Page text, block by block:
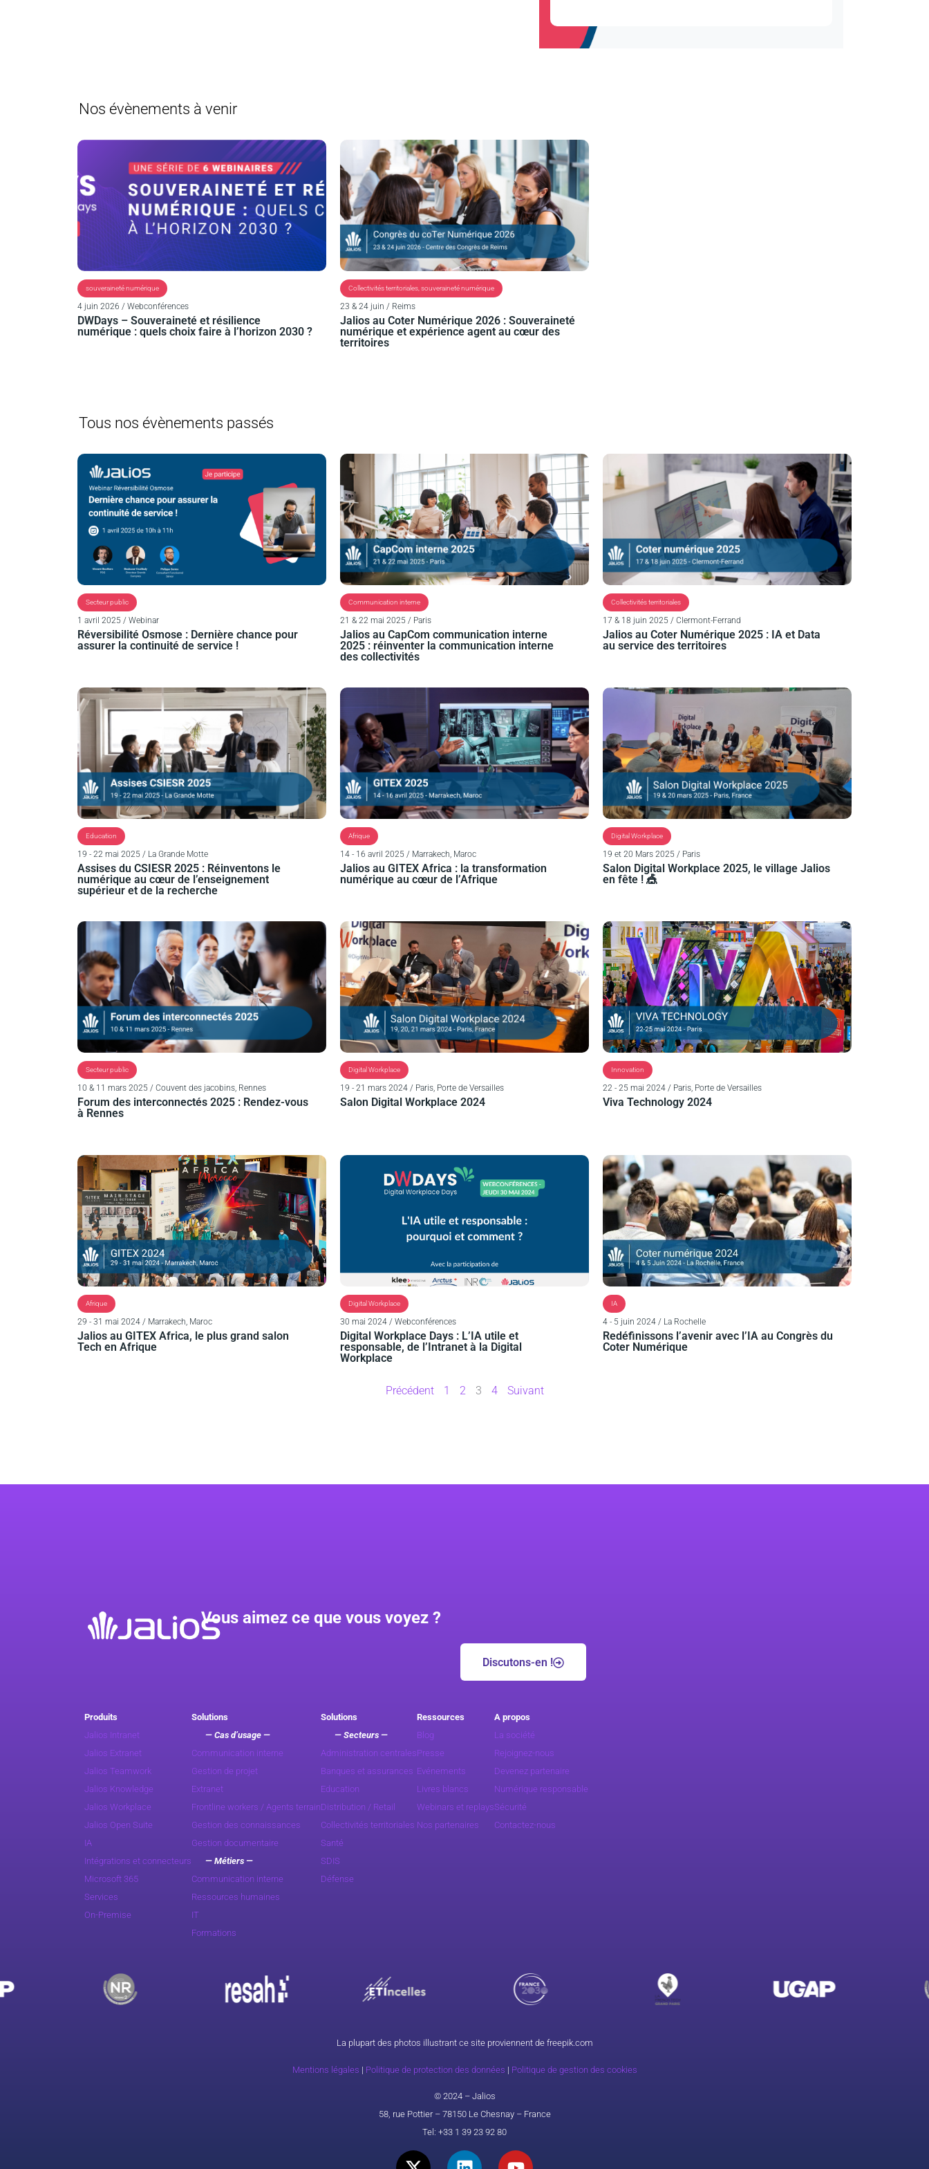
Nos évènements à venir
souveraineté numérique
4 juin 2026 / Webconférences
DWDays – Souveraineté et résilience
numérique : quels choix faire à l’horizon 2030 ?
Collectivités territoriales souveraineté numérique
23 & 24 juin / Reims
Jalios au Coter Numérique 2026 : Souveraineté
numérique et expérience agent au cœur des
territoires
Tous nos évènements passés
Secteur public
1 avril 2025 / Webinar
Réversibilité Osmose : Dernière chance pour
assurer la continuité de service !
Communication interne
21 & 22 mai 2025 / Paris
Jalios au CapCom communication interne
2025 : réinventer la communication interne
des collectivités
Collectivités territoriales
17 & 18 juin 2025 / Clermont-Ferrand
Jalios au Coter Numérique 2025 : IA et Data
au service des territoires
Education
19 - 22 mai 2025 / La Grande Motte
Assises du CSIESR 2025 : Réinventons le
numérique au cœur de l’enseignement
supérieur et de la recherche
Afrique
14 - 16 avril 2025 / Marrakech, Maroc
Jalios au GITEX Africa : la transformation
numérique au cœur de l’Afrique
Digital Workplace
19 et 20 Mars 2025 / Paris
Salon Digital Workplace 2025, le village Jalios
en fête ! 🎪
Secteur public
10 & 11 mars 2025 / Couvent des jacobins, Rennes
Forum des interconnectés 2025 : Rendez-vous
à Rennes
Digital Workplace
19 - 21 mars 2024 / Paris, Porte de Versailles
Salon Digital Workplace 2024
Innovation
22 - 25 mai 2024 / Paris, Porte de Versailles
Viva Technology 2024
Afrique
29 - 31 mai 2024 / Marrakech, Maroc
Jalios au GITEX Africa, le plus grand salon
Tech en Afrique
Digital Workplace
30 mai 2024 / Webconférences
Digital Workplace Days : L’IA utile et
responsable, de l’Intranet à la Digital
Workplace
IA
4 - 5 juin 2024 / La Rochelle
Redéfinissons l’avenir avec l’IA au Congrès du
Coter Numérique
Précédent
P
a
g
e
1
a
g
e
2
P
e
3
P
e
4 Suivant
Vous aimez ce que vous voyez ?
Discutons-en !
Produits
Jalios Intranet
Jalios Extranet
Jalios Teamwork
Jalios Knowledge
Jalios Workplace
Jalios Open Suite
IA
Intégrations et connecteurs
Microsoft 365
Services
On-Premise
Solutions
— Cas d’usage —
Communication interne
Gestion de projet
Extranet
Frontline workers / Agents terrain
Gestion des connaissances
Gestion documentaire
— Métiers —
Communication interne
Ressources humaines
IT
Formations
Solutions
— Secteurs —
Administration centrales
Banques et assurances
Education
Distribution / Retail
Collectivités territoriales
Santé
SDIS
Défense
Ressources
Blog
Presse
Evénements
Livres blancs
Webinars et replays
Nos partenaires
A propos
La société
Rejoignez-nous
Devenez partenaire
Numérique responsable
Sécurité
Contactez-nous
La plupart des photos illustrant ce site proviennent de freepik.com
Mentions légales | Politique de protection des données | Politique de gestion des cookies
© 2024 – Jalios
58, rue Pottier – 78150 Le Chesnay – France
Tel: +33 1 39 23 92 80
X
L
Y